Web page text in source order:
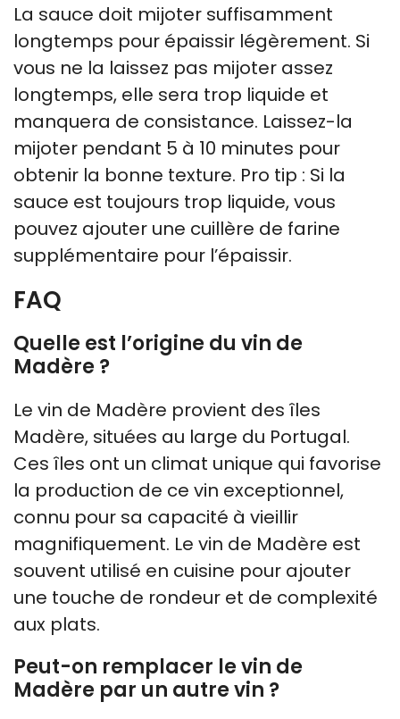
La sauce doit mijoter suffisamment
longtemps pour épaissir légèrement. Si
vous ne la laissez pas mijoter assez
longtemps, elle sera trop liquide et
manquera de consistance. Laissez-la
mijoter pendant 5 à 10 minutes pour
obtenir la bonne texture. Pro tip : Si la
sauce est toujours trop liquide, vous
pouvez ajouter une cuillère de farine
supplémentaire pour l’épaissir.
FAQ
Quelle est l’origine du vin de
Madère ?
Le vin de Madère provient des îles
Madère, situées au large du Portugal.
Ces îles ont un climat unique qui favorise
la production de ce vin exceptionnel,
connu pour sa capacité à vieillir
magnifiquement. Le vin de Madère est
souvent utilisé en cuisine pour ajouter
une touche de rondeur et de complexité
aux plats.
Peut-on remplacer le vin de
Madère par un autre vin ?